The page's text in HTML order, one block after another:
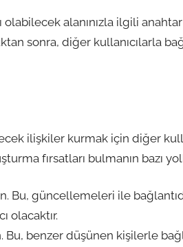
alanınızla ilgili
sonra, diğer kullanıcılarla
ilişkiler kurmak için diğer
fırsatları bulmanın bazı
Bu, güncellemeleri ile
olacaktır.
benzer düşünen kişilerle